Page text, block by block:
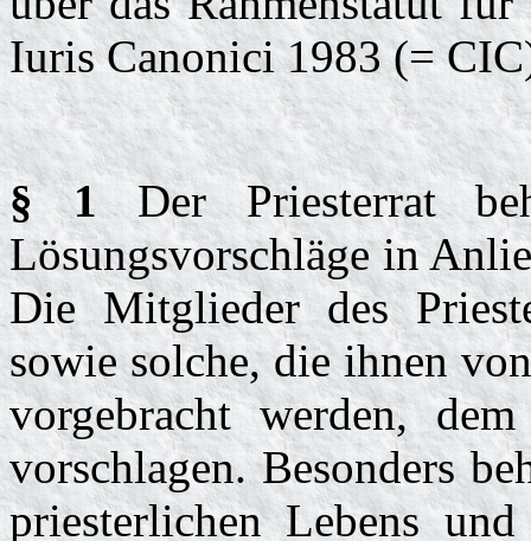
Iuris Canonici 1983 (=
§ 1Der Priesterrat
Lösungsvorschläge in
Die Mitglieder des
sowie solche, die ihnen
vorgebracht werden,
vorschlagen. Besonders
priesterlichen Lebens